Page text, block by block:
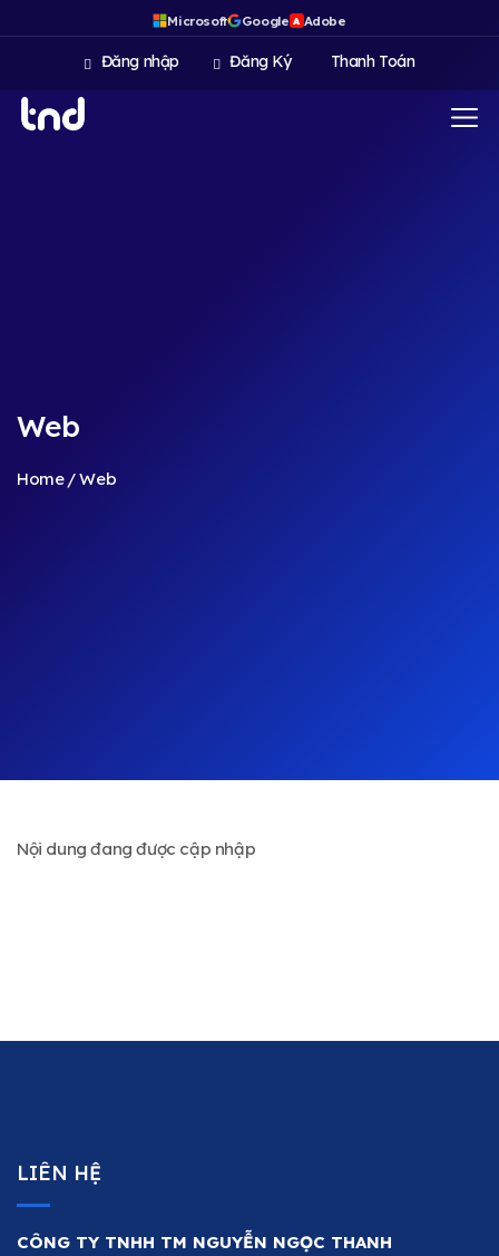
Microsoft Google A Adobe
Đăng nhập Đăng Ký Thanh Toán
Web
Home Web
Nội dung đang được cập nhập
LIÊN HỆ
CÔNG TY TNHH TM NGUYỄN NGỌC THANH